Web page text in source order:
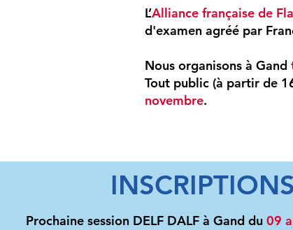
L’Alliance française de
d'examen agréé par
Nous organisons à Gand
Tout public (à partir de
novembre.
INSCRIPTIONS
Prochaine session DELF DALF à Gand du 09